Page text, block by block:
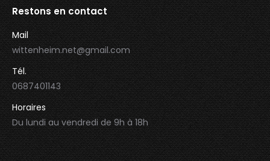
Restons en contact
Mail
wittenheim.net@gmail.com
Tél.
0687401143
Horaires
Du lundi au vendredi de 9h à 18h